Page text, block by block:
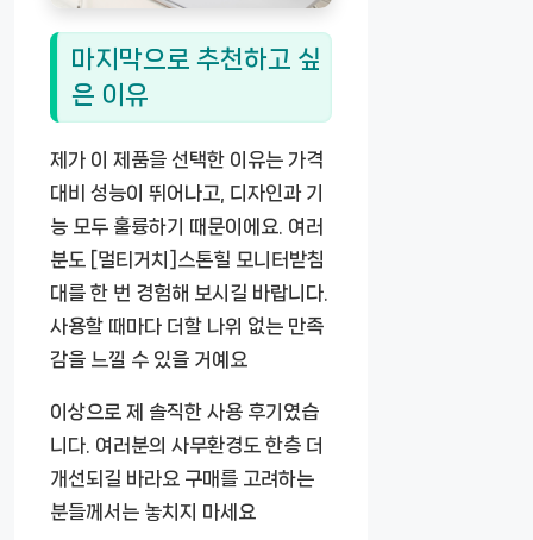
마지막으로 추천하고 싶
은 이유
제가 이 제품을 선택한 이유는 가격
대비 성능이 뛰어나고, 디자인과 기
능 모두 훌륭하기 때문이에요. 여러
분도 [멀티거치]스톤힐 모니터받침
대 를 한 번 경험해 보시길 바랍니다.
사용할 때마다 더할 나위 없는 만족
감을 느낄 수 있을 거예요
이상으로 제 솔직한 사용 후기였습
니다. 여러분의 사무환경도 한층 더
개선되길 바라요 구매를 고려하는
분들께서는 놓치지 마세요